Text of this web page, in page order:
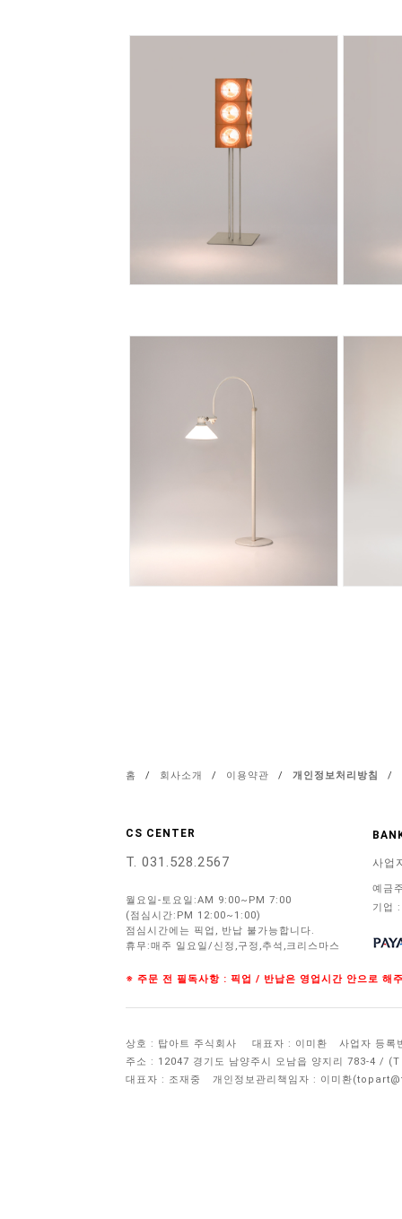
홈 / 회사소개 / 이용약관 / 개인정보처리방침 /
CS CENTER
T. 031.528.2567
월요일-토요일:AM 9:00~PM 7:00
(점심시간:PM 12:00~1:00)
점심시간에는 픽업, 반납 불가능합니다.
휴무:매주 일요일/신정,구정,추석,크리스마스
사업
예금
기업
※ 주문 전 필독사항 : 픽업 / 반납은 영업시간 안으로 해
상호 : 탑아트 주식회사 대표자 : 이미환
사업자 등록
주소 : 12047 경기도 남양주시 오남읍 양지리 783-4 /
대표자 : 조재중
개인정보관리책임자 : 이미환